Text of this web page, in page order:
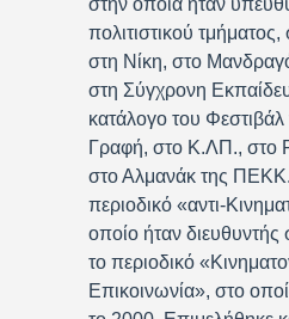
στην οποία ήταν
πολιτιστικού
στη Νίκη, στο
στη Σύγχρονη
κατάλογο του
Γραφή, στο Κ.ΛΠ., στο
στο Αλμανάκ της
περιοδικό «αντι-
οποίο ήταν διευθυντής
το περιοδικό
Επικοινωνία», στο